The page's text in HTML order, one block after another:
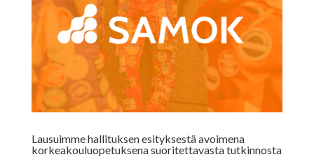
Lausuimme hallituksen esityksestä avoimena
korkeakouluopetuksena suoritettavasta tutkinnosta